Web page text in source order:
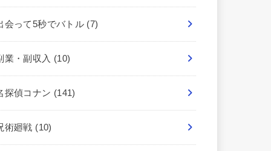
会って5秒でバトル (7)
業・副収入 (10)
探偵コナン (141)
術廻戦 (10)